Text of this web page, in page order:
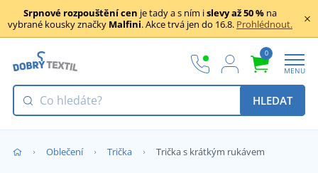
Srpnové rozpouštění cen je tady a s ním islevy až 50 % na
vybrané kousky značky Malfini. Akce trvá jen do 16.8. Prohlédnout.
0
MENU
HLEDAT
Oblečení Trička Trička s krátkým rukávem